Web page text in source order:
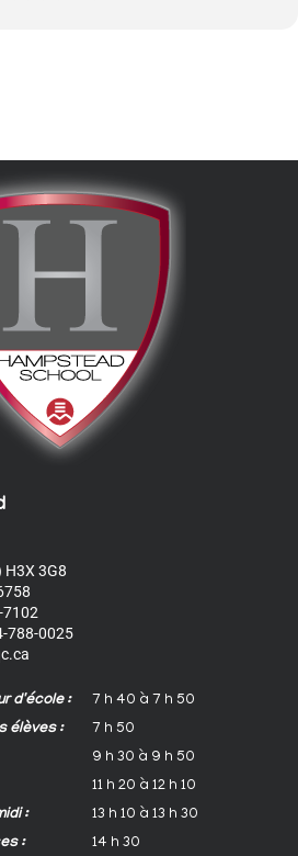
H3X 3G8
7102
788-0025
d'école :
7 h 40 à 7 h 50
élèves :
7 h 50
9 h 30 à 9 h 50
11 h 20 à 12 h 10
:
13 h 10 à 13 h 30
:
14 h 30